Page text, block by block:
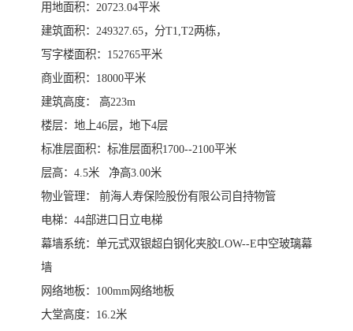
用地面积：20723.04平米
建筑面积：249327.65，分T1,T2两栋，
写字楼面积：152765平米
商业面积：18000平米
建筑高度： 高223m
楼层：地上46层，地下4层
标准层面积：标准层面积1700--2100平米
层高：4.5米 净高3.00米
物业管理： 前海人寿保险股份有限公司自持物管
电梯：44部进口日立电梯
幕墙系统：单元式双银超白钢化夹胶LOW--E中空玻璃幕
墙
网络地板：100mm网络地板
大堂高度：16.2米